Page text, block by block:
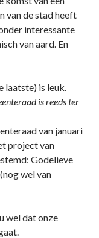
van de stad heeft
interessante
van aard. En
laatste) is leuk.
is reeds ter
van januari
project van
Godelieve
wel van
wel dat onze